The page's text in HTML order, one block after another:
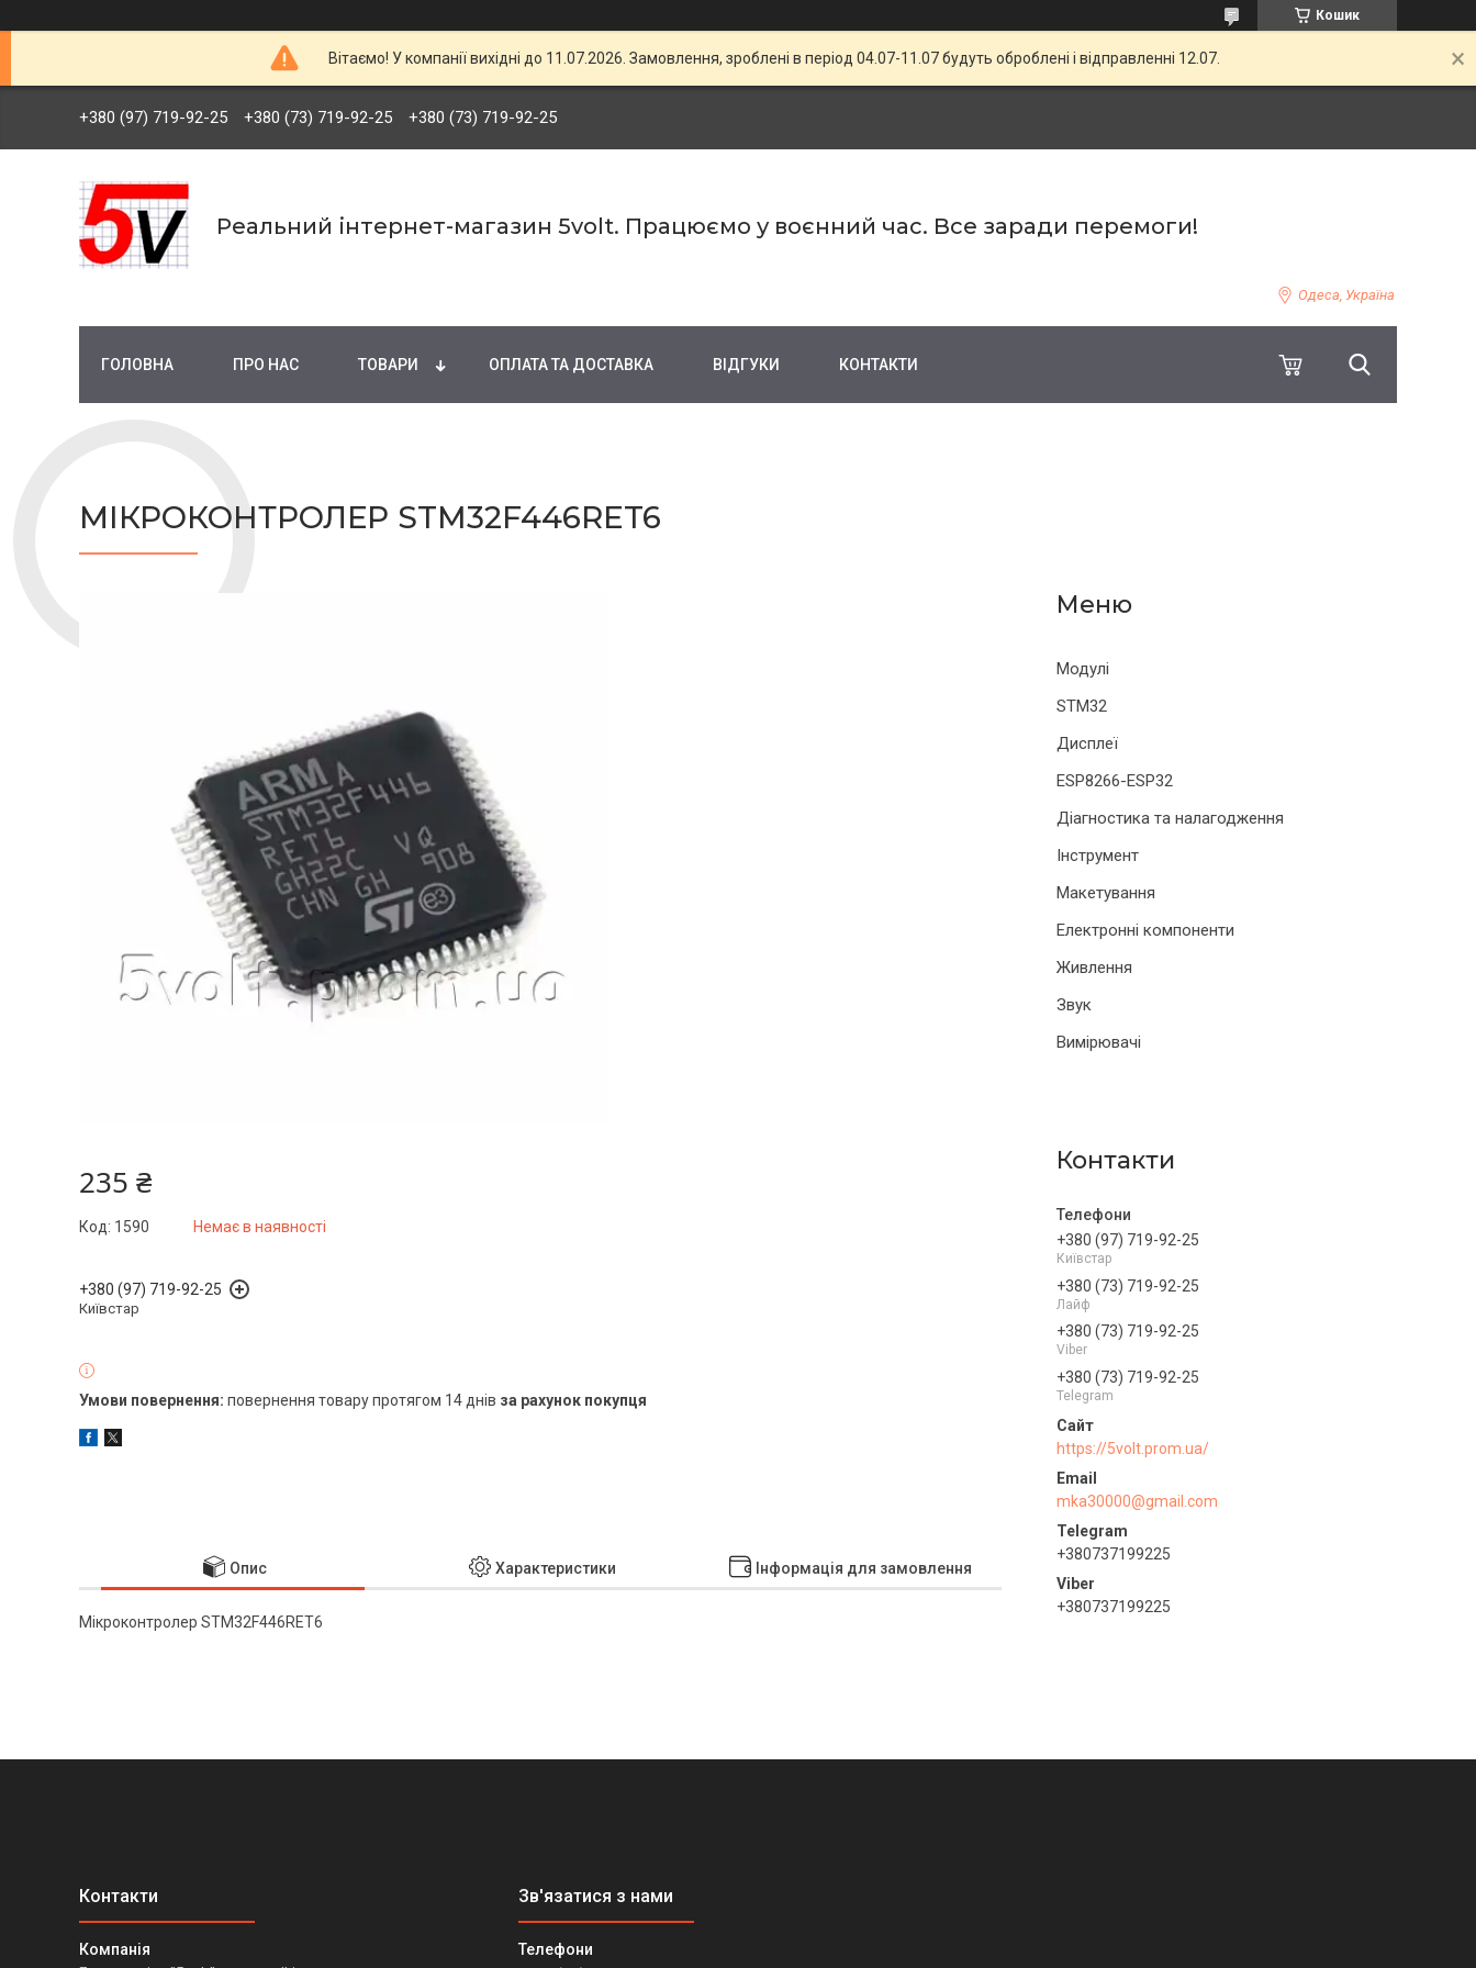
Кошик
Вітаємо! У компанії вихідні до 11.07.2026. Замовлення, зроблені в період 04.07-11.07 будуть оброблені і відправленні 12.07.
+380 (97) 719-92-25 +380 (73) 719-92-25 +380 (73) 719-92-25
Реальний інтернет-магазин 5volt. Працюємо у воєнний час. Все заради перемоги!
Одеса, Україна
ГОЛОВНА ПРО НАС ТОВАРИ ОПЛАТА ТА ДОСТАВКА ВІДГУКИ КОНТАКТИ
МІКРОКОНТРОЛЕР STM32F446RET6
Модулі
STM32
Дисплеї
ESP8266-ESP32
Діагностика та налагодження
Інструмент
Макетування
Електронні компоненти
Живлення
Звук
Вимірювачі
Контакти
+380 (97) 719-92-25
Київстар
+380 (73) 719-92-25
Лайф
+380 (73) 719-92-25
Viber
+380 (73) 719-92-25
Telegram
https://5volt.prom.ua/
mka30000@gmail.com
+380737199225
+380737199225
235 ₴
Немає в наявності
Код: 1590
+380 (97) 719-92-25
Київстар
повернення товару протягом 14 днів за рахунок покупця
Опис Характеристики Інформація для замовлення
Мікроконтролер STM32F446RET6